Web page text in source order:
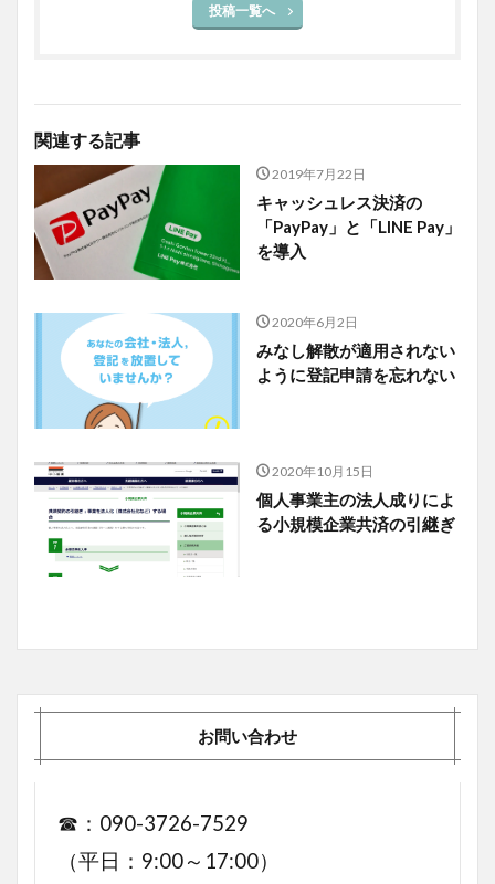
投稿一覧へ
関連する記事
2019年7月22日
キャッシュレス決済の
「PayPay」と「LINE Pay」
を導入
2020年6月2日
みなし解散が適用されない
ように登記申請を忘れない
2020年10月15日
個人事業主の法人成りによ
る小規模企業共済の引継ぎ
お問い合わせ
☎：090-3726-7529
（平日：9:00～17:00）